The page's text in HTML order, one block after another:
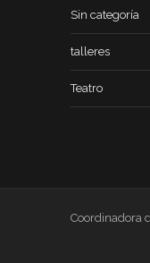
Sin categoría
talleres
Teatro
Coordinadora